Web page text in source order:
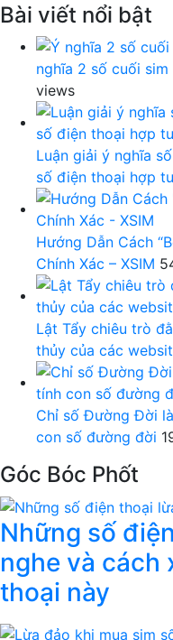
Bài viết nổi bật
nghĩa 2 số cuối
views
Luận giải ý nghĩa
số điện thoại hợp
Hướng Dẫn Cách
Chính Xác – XSIM
Lật Tẩy chiêu trò
thủy của các
Chỉ số Đường Đời
con số đường đời
Góc Bóc Phốt
Những số
nghe và cách
thoại này